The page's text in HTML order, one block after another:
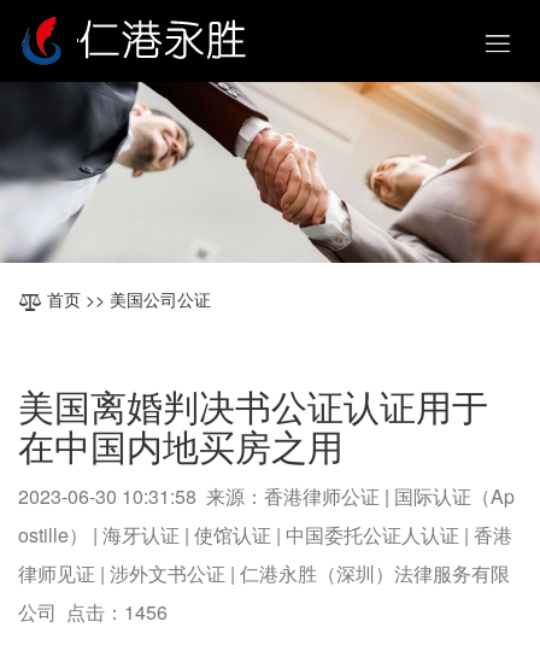
首页 >> 美国公司公证
美国离婚判决书公证认证用于
在中国内地买房之用
2023-06-30 10:31:58 来源：香港律师公证 | 国际认证（Ap
ostille） | 海牙认证 | 使馆认证 | 中国委托公证人认证 | 香港
律师见证 | 涉外文书公证 | 仁港永胜（深圳）法律服务有限
公司 点击： 1456